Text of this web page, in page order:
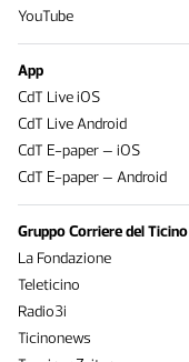
YouTube
App
CdT Live iOS
CdT Live Android
CdT E-paper – iOS
CdT E-paper – Android
Gruppo Corriere del Ticino
La Fondazione
Teleticino
Radio3i
Ticinonews